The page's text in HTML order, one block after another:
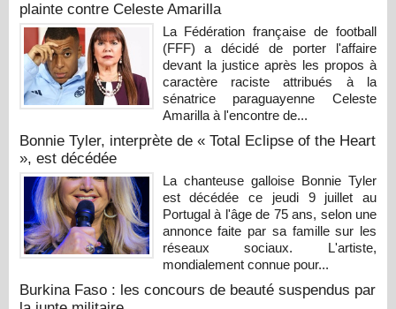
plainte contre Celeste Amarilla
La Fédération française de football
(FFF) a décidé de porter l'affaire
devant la justice après les propos à
caractère raciste attribués à la
sénatrice paraguayenne Celeste
Amarilla à l'encontre de...
Bonnie Tyler, interprète de « Total Eclipse of the Heart
», est décédée
La chanteuse galloise Bonnie Tyler
est décédée ce jeudi 9 juillet au
Portugal à l'âge de 75 ans, selon une
annonce faite par sa famille sur les
réseaux sociaux. L'artiste,
mondialement connue pour...
Burkina Faso : les concours de beauté suspendus par